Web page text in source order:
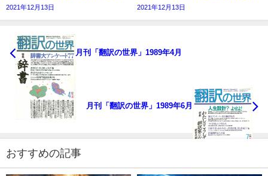
2021年12月13日 2021年12月13日
月刊「翻訳の世界」1989年4月
月刊「翻訳の世界」1989年6月
おすすめの記事